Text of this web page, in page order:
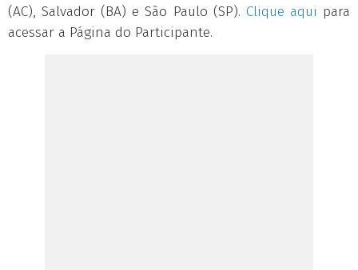
(AC), Salvador (BA) e São Paulo (SP). Clique aqui para
acessar a Página do Participante.